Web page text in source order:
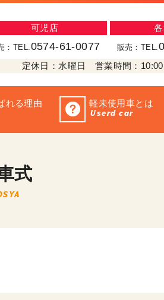
可児店
：TEL.0574-61-0077 販売：TEL.
定休日：水曜日 営業時間：
れる理由
軽未使用車とは
Userd car
式